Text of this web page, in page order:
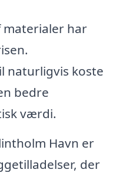
materialer har
naturligvis koste
bedre
værdi.
Havn er
der